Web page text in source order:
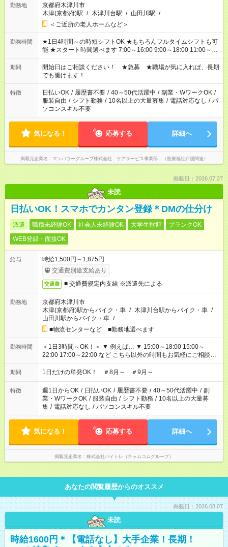
勤務地
京都府木津川市
木津(京都府)駅 / 木津川台駅 / 山田川駅 / …
＜ご近所の老人ホームなど＞
勤務時間
★1日4時間～の時短シフトOK ★もちろんフルタイムシフトも可
能 ★スタート時間選べます 7:00～16:00 9:00～18:00 11:00～
20:00 など 残業なし！ ※Wワークの場合、他のお仕事と合わせ
週40時間超の就業はご案内できません ※法令に基づき、週20時
間以上勤務は社会保険への加入対象となります ※労働者派遣法
（日雇い派遣の原則禁止）により、短時間・短期間の就業はご
案内が難しい場合があります
期間
開始日はご相談ください！ ★急募 ★職場が気に入れば、長期
でも働けます！
特徴 日払いOK / 履歴書不要 / 40～50代活躍中 / 副業・WワークOK /
服装自由 / シフト勤務 / 10名以上の大量募集 / 電話対応なし / パ
ソコンスキル不要
気になる！ 応募する 詳細へ
掲載元企業名 マンパワーグループ株式会社 ケアサービス事業部 （医療福祉介護関連）
掲載日：2026.07.27
未読
日払いOK！スマホでカンタン登録＊DMの仕分け
派遣 職種未経験OK 社会人未経験OK 大学生歓迎
ブランクOK
WEB登録・面接OK
給与
時給1,500円～1,875円
交通費別途支給あり
交通費 ■ 交通費規定内支給 ※派遣先による
勤務地
京都府木津川市
木津(京都府)駅からバイク・車 / 木津川台駅からバイク・車 /
山田川駅からバイク・車 / …
■物流センターなど ■勤務地選べます
勤務時間
＜1日3時間～OK！＞ ▼ 例えば… ▼ 15:00～18:00 15:00～
22:00 17:00～22:00 など こちら以外の時間もお気軽にご相談く
ださい！
期間 1日だけの単発OK！ ＃8月～ ＃9月～
特徴 週1日からOK / 日払いOK / 履歴書不要 / 40～50代活躍中 / 副
業・WワークOK / 服装自由 / シフト勤務 / 10名以上の大量募
集 / 電話対応なし / パソコンスキル不要
気になる！ 応募する 詳細へ
掲載元企業名 株式会社バイトレ（キャムコムグループ）
あなたの閲覧履歴からのオススメ
掲載日：2026.08.07
未読
時給1600円＊【電話なし】大手企業！長期！